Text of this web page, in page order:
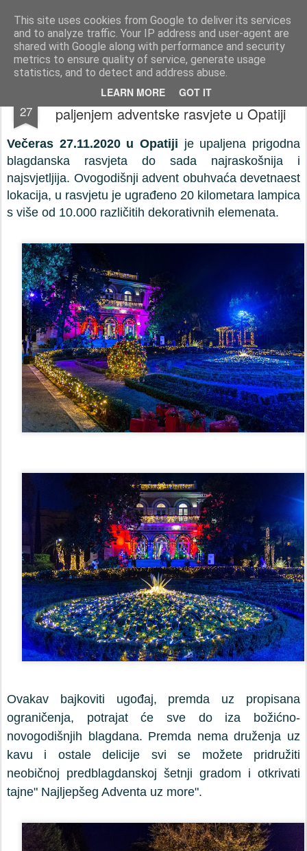
This site uses cookies from Google to deliver its services
and to analyze traffic. Your IP address and user-agent are
shared with Google along with performance and security
metrics to ensure quality of service, generate usage
statistics, and to detect and address abuse.
LEARN MORE GOT IT
Press-Photo.eu © News, Media, Concerts, Music, all Events
Početna stranica
Kontakt Početna stranica Kontakt
27
Započeo najljepši advent uz more
paljenjem adventske rasvjete u Opatiji
Večeras 27.11.2020 u Opatiji je upaljena prigodna
blagdanska rasvjeta do sada najraskošnija i
najsvjetljija. Ovogodišnji advent obuhvaća devetnaest
lokacija, u rasvjetu je ugrađeno 20 kilometara lampica
s više od 10.000 različitih dekorativnih elemenata.
Ovakav bajkoviti ugođaj, premda uz propisana
ograničenja, potrajat će sve do iza božićno-
novogodišnjih blagdana. Premda nema druženja uz
kavu i ostale delicije svi se možete pridružiti
neobičnoj predblagdanskoj šetnji gradom i otkrivati
tajne" Najljepšeg Adventa uz more".